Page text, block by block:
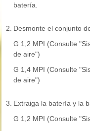
batería.
2. Desmonte el conjunto
G 1,2 MPI (Consulte
de aire")
G 1,4 MPI (Consulte
de aire")
3. Extraiga la batería y la
G 1,2 MPI (Consulte